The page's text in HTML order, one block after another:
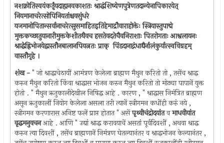
नशक्नोतिस्वयंकर्तृंयदाह्यनवकाशतः श्राद्धंशिष्येणपुत्रेणतदान्येनापिकारयेत् ‍
नियमानाचरेत्सोपिनियतांश्चवसुंधरे
यजमानोपितान्सर्वानाचरेत्सुसमाहितइतिहेमाद्रौवाराहोक्तेः स्त्रियास्तुपाद्मे
मुक्तकच्छातुयानारीमुक्तकेशीतथैवच हसतेवदतेचैवनिराशाः पितरोगताः आश्वलायनः
श्राद्धेह्निभोजयेद्वास्तौनबालानपियत्नतः प्राक् ‍ पिंडदानाद्गंधाद्यैर्नालंकुर्यात्स्वविग्रहम् ‍
वास्तौगृहे ।
शंख -" जो श्राद्धाचेठायीं आमंत्रण केलेला ब्राह्मण मैथुन करितो तो , तसेंच श्राद्ध
करुन मैथुन करितो किंवा श्राद्धास भोजन करुन मैथुन करितो तो मोठ्या पापानें युक्त
होतो . " मैथुन ऋतुकालीदेखील निषिद्ध आहे . कारण , " श्राद्धास निमंत्रित ब्राह्मण
असून ऋतुकालीं नियोग केलेला असला तरी त्यानें स्त्रीगमन कधींही करुं नये ,
स्त्रीगमन करणारास अनिष्ट फलें प्राप्त होतात " असेंपृथ्वीचंद्रोदयांतवमाधवीयांत
वृद्धमनुवचनआहे . आणि " उद्यां श्राद्ध करावयाचें असतां पूर्वदिवशीं , अथवा श्राद्ध
करुन त्या दिवशीं , तसेंच ब्राह्मणानें निमंत्रण घेतल्यानंतर व श्राद्धभोजन केल्यानंतर ,